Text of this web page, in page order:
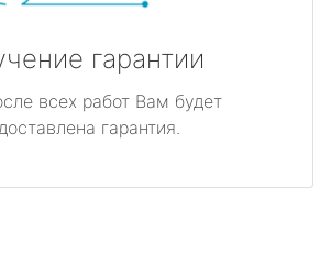
гарантии
всех работ Вам будет
гарантия.